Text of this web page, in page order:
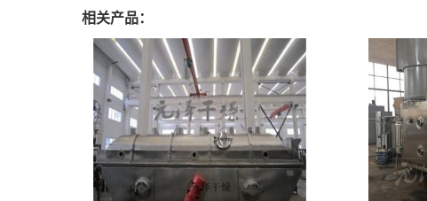
相关产品：